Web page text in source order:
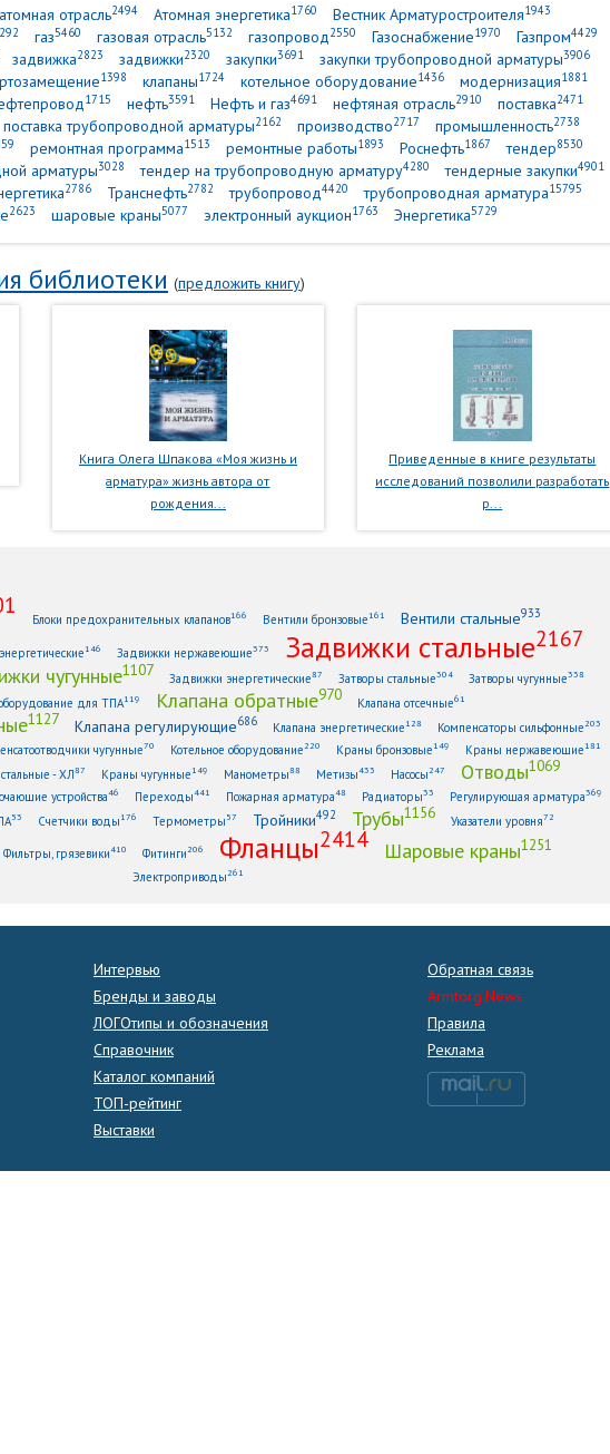
атомная отрасль2494 Атомная энергетика1760 Вестник Арматуростроителя1943
газ5460 газовая отрасль5132 газопровод2550 Газоснабжение1970 Газпром4429
задвижка2823 задвижки2320 закупки3691 закупки трубопроводной арматуры3906
1398 клапаны1724 котельное оборудование1436 модернизация1881
1715 нефть3591 Нефть и газ4691 нефтяная отрасль2910 поставка2471
поставка трубопроводной арматуры2162 производство2717 промышленность2738
ремонтная программа1513 ремонтные работы1893 Роснефть1867 тендер8530
арматуры3028 тендер на трубопроводную арматуру4280 тендерные закупки4901
2786 Транснефть2782 трубопровод4420 трубопроводная арматура15795
2623 шаровые краны5077 электронный аукцион1763 Энергетика5729
библиотеки (предложить книгу)
Книга Олега Шпакова «Моя жизнь и
арматура» жизнь автора от
рождения...
Приведенные в книге результаты
исследований позволили разработать
р...
Блоки предохранительных клапанов166 Вентили бронзовые161 Вентили стальные933
146 Задвижки нержавеющие373 Задвижки стальные2167
чугунные1107 Задвижки энергетические87 Затворы стальные304 Затворы чугунные338
для ТПА119 Клапана обратные970 Клапана отсечные61
1127 Клапана регулирующие686 Клапана энергетические128 Компенсаторы сильфонные203
чугунные70 Котельное оборудование220 Краны бронзовые149 Краны нержавеющие181
- ХЛ87 Краны чугунные149 Манометры88 Метизы433 Насосы247 Отводы1069
устройства46 Переходы441 Пожарная арматура48 Радиаторы33 Регулирующая арматура369
53 Счетчики воды176 Термометры 57 Тройники492 Трубы1156 Указатели уровня72
Фильтры, грязевики410 Фитинги206 Фланцы2414 Шаровые краны1251
Электроприводы261
Интервью
Бренды и заводы
ЛОГОтипы и обозначения
Справочник
Каталог компаний
ТОП-рейтинг
Выставки
Обратная связь
Armtorg.News
Правила
Реклама